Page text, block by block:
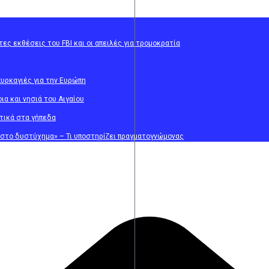
εκθέσεις του FBI και οι απειλές για τρομοκρατία
για την Ευρώπη
και νησιά του Αιγαίου
στα γήπεδα
δυστύχημα» – Τι υποστηρίζει πραγματογνώμονας